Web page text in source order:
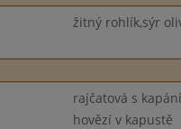
žitný rohlík,sýr
rajčatová s
hovězí v kapustě